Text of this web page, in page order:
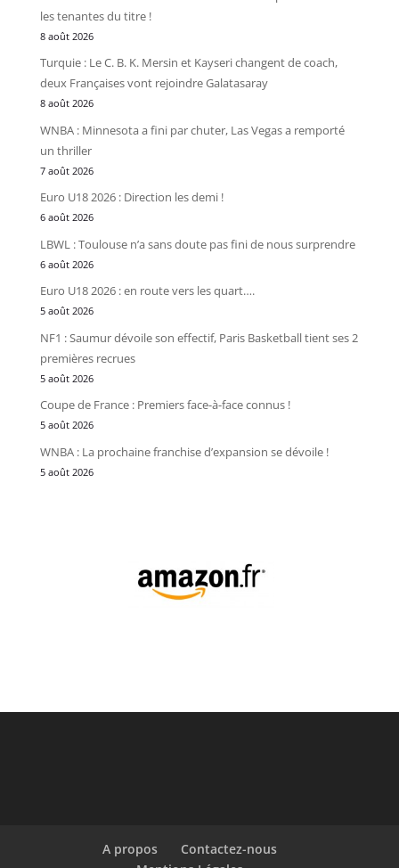
les tenantes du titre !
8 août 2026
Turquie : Le C. B. K. Mersin et Kayseri changent de coach,
deux Françaises vont rejoindre Galatasaray
8 août 2026
WNBA : Minnesota a fini par chuter, Las Vegas a remporté
un thriller
7 août 2026
Euro U18 2026 : Direction les demi !
6 août 2026
LBWL : Toulouse n’a sans doute pas fini de nous surprendre
6 août 2026
Euro U18 2026 : en route vers les quart….
5 août 2026
NF1 : Saumur dévoile son effectif, Paris Basketball tient ses 2
premières recrues
5 août 2026
Coupe de France : Premiers face-à-face connus !
5 août 2026
WNBA : La prochaine franchise d’expansion se dévoile !
5 août 2026
A propos
Contactez-nous